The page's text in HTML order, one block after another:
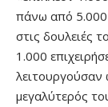
πάνω από 5.000
στις δουλειές
1.000
λειτουργούσαν
μεγαλύτερός